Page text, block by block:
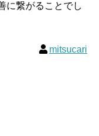
に繋がることでし
mitsucari